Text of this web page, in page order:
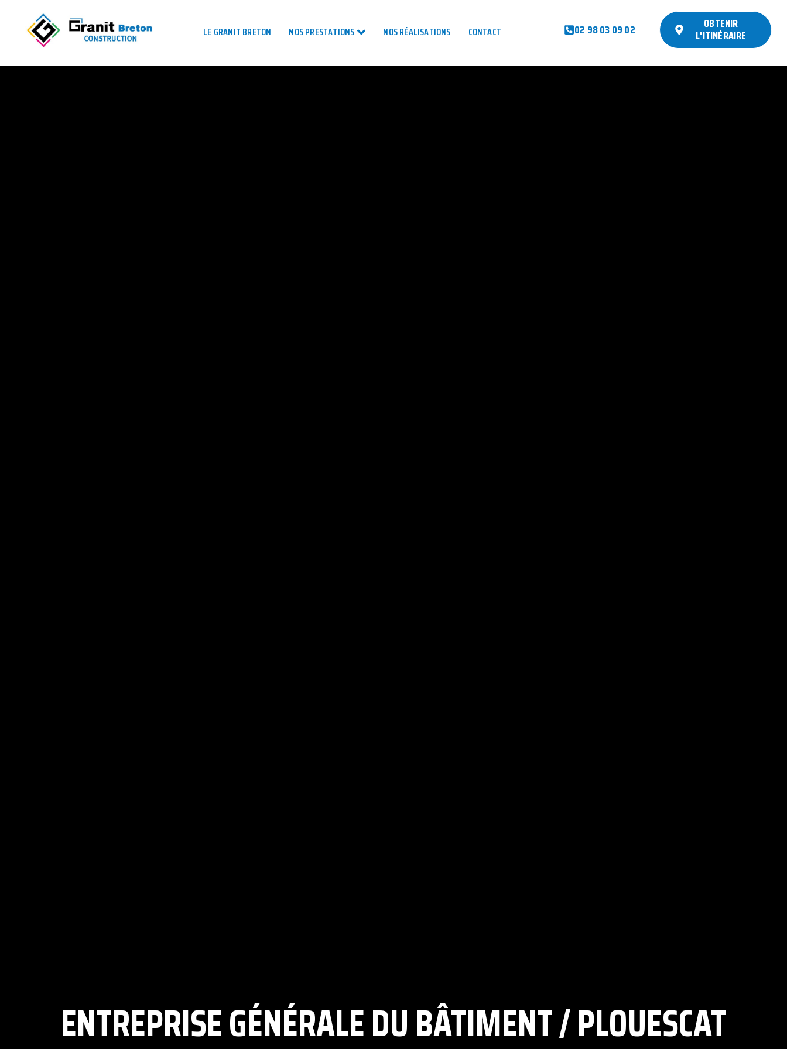
LE GRANIT BRETON NOS PRESTATIONS NOS RÉALISATIONS CONTACT 02 98 03 09 02 OBTENIR
L'ITINÉRAIRE
ENTREPRISE GÉNÉRALE DU BÂTIMENT / PLOUESCAT